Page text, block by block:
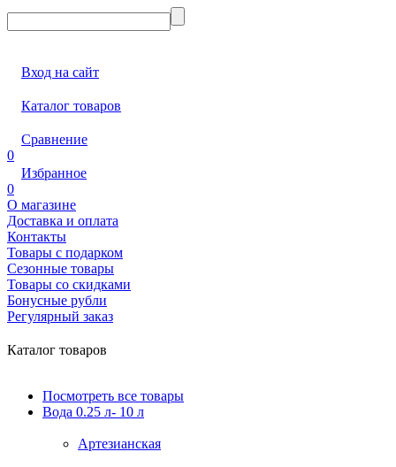
Вход на сайт
Каталог товаров
Сравнение
0
Избранное
0
О магазине
Доставка и оплата
Контакты
Товары с подарком
Сезонные товары
Товары со скидками
Бонусные рубли
Регулярный заказ
Каталог товаров
Посмотреть все товары
Вода 0.25 л- 10 л
Артезианская